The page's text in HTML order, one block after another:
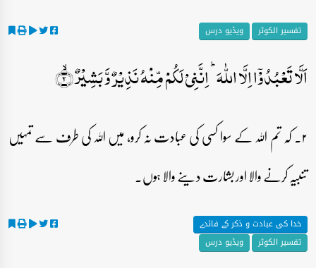
تفسیر الکوثر ویڈیو درس
اَلَّا تَعۡبُدُوۡۤا اِلَّا اللّٰہَ ؕ اِنَّنِیۡ لَکُمۡ مِّنۡہُ نَذِیۡرٌ وَّ بَشِیۡرٌ ۙ﴿۲﴾
۲۔ کہ تم اللہ کے سوا کسی کی عبادت نہ کرو، میں اللہ کی طرف سے تمہیں
تنبیہ کرنے والا اور بشارت دینے والا ہوں۔
خدا کی عبادت و ذکر کے فائدے
تفسیر الکوثر
ویڈیو درس